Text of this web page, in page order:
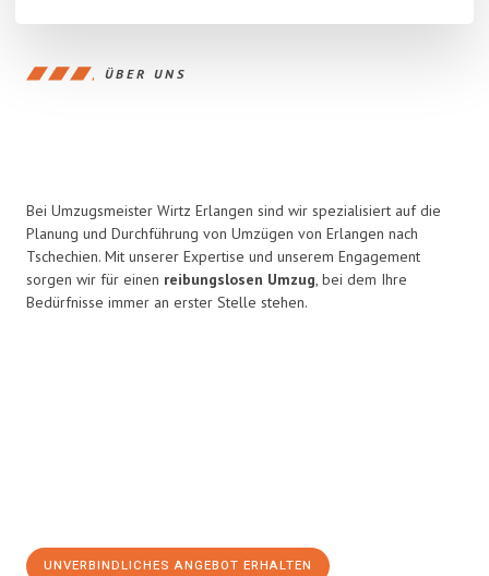
ÜBER UNS
Bei Umzugsmeister Wirtz Erlangen sind wir spezialisiert auf die
Planung und Durchführung von Umzügen von Erlangen nach
Tschechien. Mit unserer Expertise und unserem Engagement
sorgen wir für einen reibungslosen Umzug, bei dem Ihre
Bedürfnisse immer an erster Stelle stehen.
UNVERBINDLICHES ANGEBOT ERHALTEN